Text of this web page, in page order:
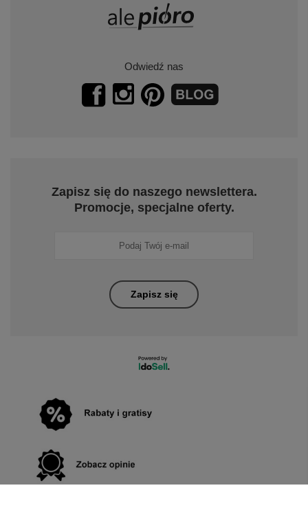
Odwiedź nas
Zapisz się do naszego newslettera.
Promocje, specjalne oferty.
Zapisz się